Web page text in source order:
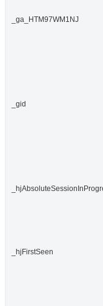
_ga_HTM97WM1NJ
_gid
_hjFirstSeen